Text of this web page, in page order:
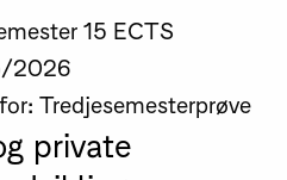
15 ECTS
2026
Tredjesemesterprøve
private